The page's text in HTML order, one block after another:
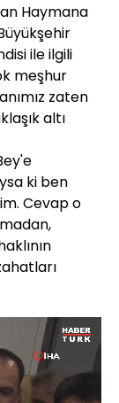
Haymana
ile ilgili
meşhur
zaten
altı
ki ben
Cevap o